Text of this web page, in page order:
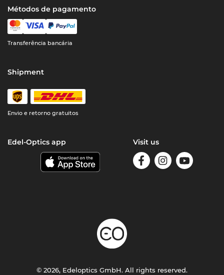
Métodos de pagamento
Transferência bancária
Shipment
Envio e retorno gratuitos
Edel-Optics app Visit us
© 2026, Edeloptics GmbH. All rights reserved.